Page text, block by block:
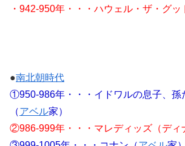
・942-950年・・・ハウェル・ザ・グッ
●南北朝時代
①950-986年・・・イドワルの息子、孫
（アベル家）
②986-999年・・・マレディッズ（ディ